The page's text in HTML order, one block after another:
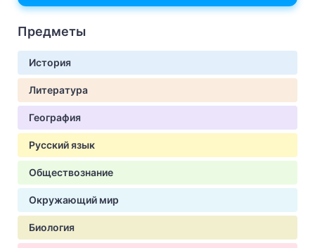
Предметы
История
Литература
География
Русский язык
Обществознание
Окружающий мир
Биология